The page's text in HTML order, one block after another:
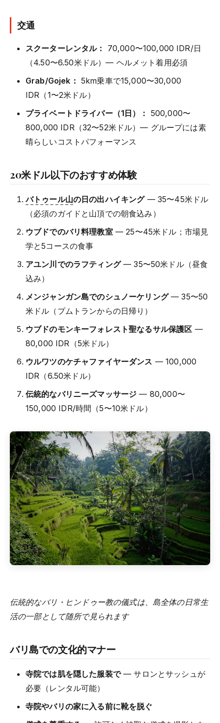
交通
スクーターレンタル：
70,000〜100,000 IDR/日
（4.50〜6.50米ドル）— ヘルメット着用必須
Grab/Gojek： 5km乗車で15,000〜30,000
IDR（1〜2米ドル）
プライベートドライバー（1日）： 500,000〜
800,000 IDR（32〜52米ドル）— グループには素
晴らしいコストパフォーマンス
20米ドル以下のおすすめ体験
バトゥール山の日の出ハイキング— 35〜45米ドル
（必須のガイドと山頂での朝食込み）
ウブドでのバリ料理教室— 25〜45米ドル；市場見
学と5コースの食事
アユン川でのラフティング— 35〜50米ドル（昼食
込み）
メンジャンガン島でのシュノーケリング— 35〜50
米ドル（プムトランからの日帰り）
ウブドのモンキーフォレスト聖なるサル保護区 —
80,000 IDR（5米ドル）
ウルワツのケチャファイヤーダンス — 100,000
IDR（6.50米ドル）
伝統的なバリニーズマッサージ — 80,000〜
150,000 IDR/時間（5〜10米ドル）
伝統的なバリ・ヒンドゥー教の儀式は、島全体の日常生
活の一部として随所で見られます
バリ島での文化的マナー
寺院では肌を隠した服装で— サロンとサッシュが
必要（レンタル可能）
寺院やバリの家に入る前に靴を脱ぐ